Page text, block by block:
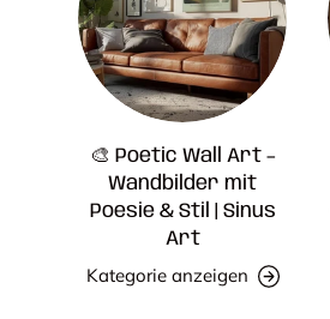
🎨 Poetic Wall Art –
Wandbilder mit
Poesie & Stil | Sinus
Art
Kategorie anzeigen